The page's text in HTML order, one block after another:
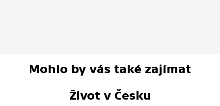
Mohlo by vás také zajímat
Život v Česku